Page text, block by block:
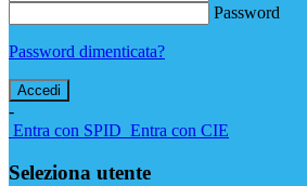
Password
Password dimenticata?
-
Entra con SPID Entra con CIE
Seleziona utente